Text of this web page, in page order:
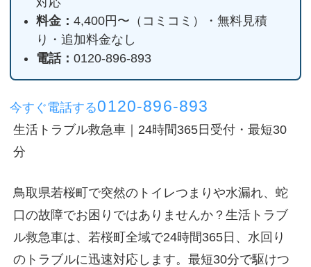
料金：4,400円〜（コミコミ）・無料見積
り・追加料金なし
電話：0120-896-893
今すぐ電話する0120-896-893
生活トラブル救急車｜24時間365日受付・最短30
分
鳥取県若桜町で突然のトイレつまりや水漏れ、蛇
口の故障でお困りではありませんか？生活トラブ
ル救急車は、若桜町全域で24時間365日、水回り
のトラブルに迅速対応します。最短30分で駆けつ